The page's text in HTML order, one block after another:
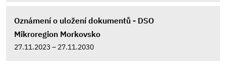
Oznámení o uložení dokumentů - DSO
Mikroregion Morkovsko
27.11.2023 – 27.11.2030